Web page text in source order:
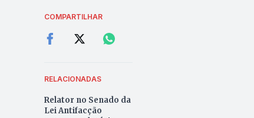
COMPARTILHAR
RELACIONADAS
Relator no Senado da
Lei Antifacção